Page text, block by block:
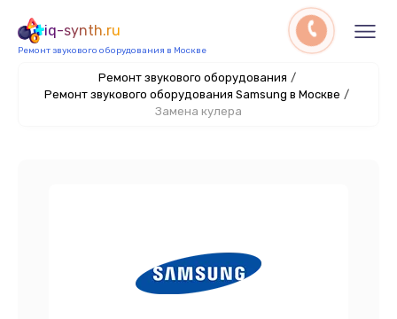
iq-synth.ru
Ремонт звукового оборудования в Москве
Ремонт звукового оборудования /
Ремонт звукового оборудования Samsung в Москве /
Замена кулера